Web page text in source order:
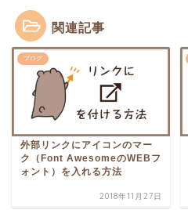
関連記事
ブログ
外部リンクにアイコンのマー
ク（Font AwesomeのWEBフ
ォント）を入れる方法
2018年11月27日